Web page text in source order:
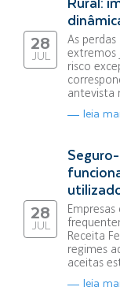
28
JUL
As
extremos
risco
antevista
leia
28
JUL
Receita
regimes
aceitas
leia